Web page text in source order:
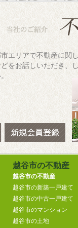
エリアで不動産に関
をお話しいただき、
越谷市の不動産
越谷市の不動産
越谷市の新築一戸建て
越谷市の中古一戸建て
越谷市のマンション
越谷市の土地